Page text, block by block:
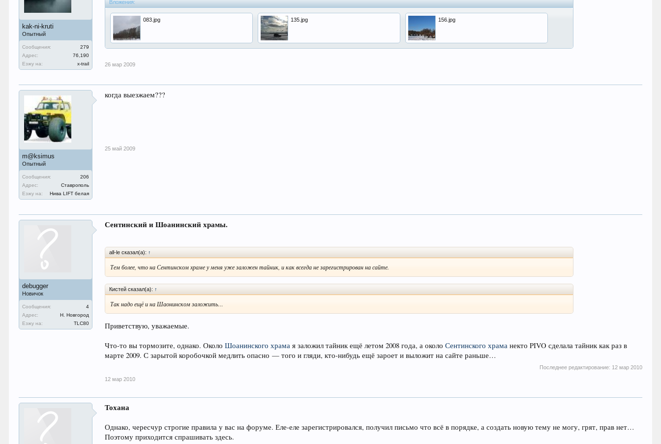
kak-ni-kruti
Опытный
Сообщения:
279
Адрес:
76,190
Езжу на:
x-trail
Вложения:
083.jpg 135.jpg 156.jpg
26 мар 2009
m@ksimus
Опытный
Сообщения:
206
Адрес:
Ставрополь
Езжу на:
Нива LIFT белая
когда выезжаем???
25 май 2009
debugger
Новичок
Сообщения:
4
Адрес:
Н. Новгород
Езжу на:
TLC80
Сентинский и Шоанинский храмы.
all-le сказал(а): ↑
Тем более, что на Сентинском храме у меня уже заложен тайник, и как всегда не зарегистрирован на сайте.
Кистей сказал(а): ↑
Так надо ещё и на Шаонинском заложить…
Приветствую, уважаемые.
Что-то вы тормозите, однако. ОколоШоанинского храма я заложил тайник ещё летом 2008 года, а околоСентинского храма некто PIVO сделала тайник как раз в
марте 2009. С зарытой коробочкой медлить опасно — того и гляди, кто-нибудь ещё зароет и выложит на сайте раньше…
Последнее редактирование: 12 мар 2010
12 мар 2010
Тохана
Однако, чересчур строгие правила у вас на форуме. Еле-еле зарегистрировался, получил письмо что всё в порядке, а создать новую тему не могу, грят, прав нет…
Поэтому приходится спрашивать здесь.